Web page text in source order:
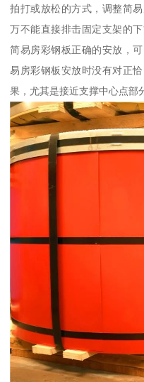
拍打或放松的方式，调整简
万不能直接排击固定支架的
简易房彩钢板正确的安放，
易房彩钢板安放时没有对正
果，尤其是接近支撑中心点部